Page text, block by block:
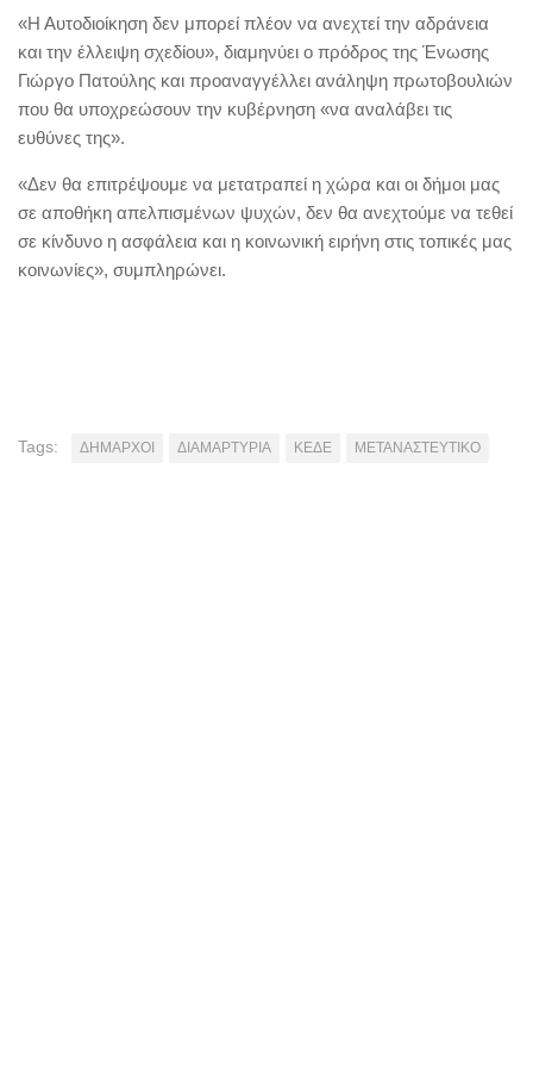
«Η Αυτοδιοίκηση δεν μπορεί πλέον να ανεχτεί την αδράνεια
και την έλλειψη σχεδίου», διαμηνύει ο πρόδρος της Ένωσης
Γιώργο Πατούλης και προαναγγέλλει ανάληψη πρωτοβουλιών
που θα υποχρεώσουν την κυβέρνηση «να αναλάβει τις
ευθύνες της».
«Δεν θα επιτρέψουμε να μετατραπεί η χώρα και οι δήμοι μας
σε αποθήκη απελπισμένων ψυχών, δεν θα ανεχτούμε να τεθεί
σε κίνδυνο η ασφάλεια και η κοινωνική ειρήνη στις τοπικές μας
κοινωνίες», συμπληρώνει.
Tags: ΔΗΜΑΡΧΟΙ ΔΙΑΜΑΡΤΥΡΙΑ ΚΕΔΕ ΜΕΤΑΝΑΣΤΕΥΤΙΚΟ